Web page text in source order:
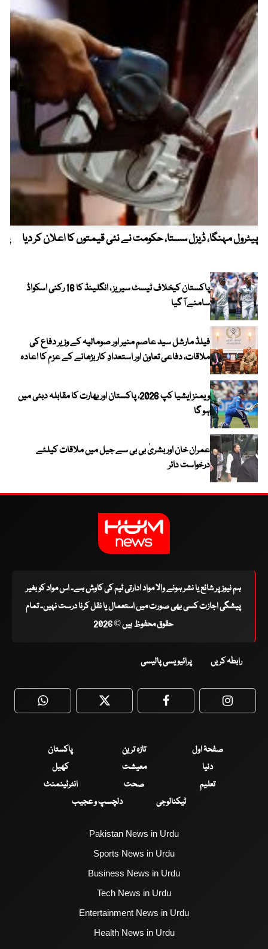
پیٹرول مہنگا، ڈیزل سستا، حکومت نے نئی قیمتوں کا اعلان کر دیا
پاکستان کیخلاف ٹیسٹ سیریز ، انگلینڈ کا 16 رکنی اسکواڈ
سامنے آ گیا
فیلڈ مارشل سید عاصم منیر اور صومالیہ کے وزیر دفاع کی
ملاقات، دفاعی تعاون اور استعدادِ کار بڑھانے کے عزم کا اعادہ
ویمنز ایشیا کپ 2026، پاکستان اور بھارت کا مقابلہ دبئی میں
ہو گا
عمران خان اور بشریٰ بی بی سے جیل میں ملاقات کیلئے
درخواست دائر
ہم نیوز پر شائع یا نشر ہونے والا مواد ادارتی ٹیم کی کاوش ہے۔ اس مواد کو بغیر
پیشگی اجازت کسی بھی صورت میں استعمال یا نقل کرنا درست نہیں۔ تمام
حقوق محفوظ ہیں © 2026
رابطہ کریں پرائیویسی پالیسی
WhatsApp Twitter Facebook
صفحۂ اول تازہ ترین
پاکستان
دنیا
معیشت
کھیل
تعلیم
صحت
انٹرٹینمنٹ
ٹیکنالوجی
دلچسپ و عجیب
Pakistan News in Urdu
Sports News in Urdu
Business News in Urdu
Tech News in Urdu
Entertainment News in Urdu
Health News in Urdu